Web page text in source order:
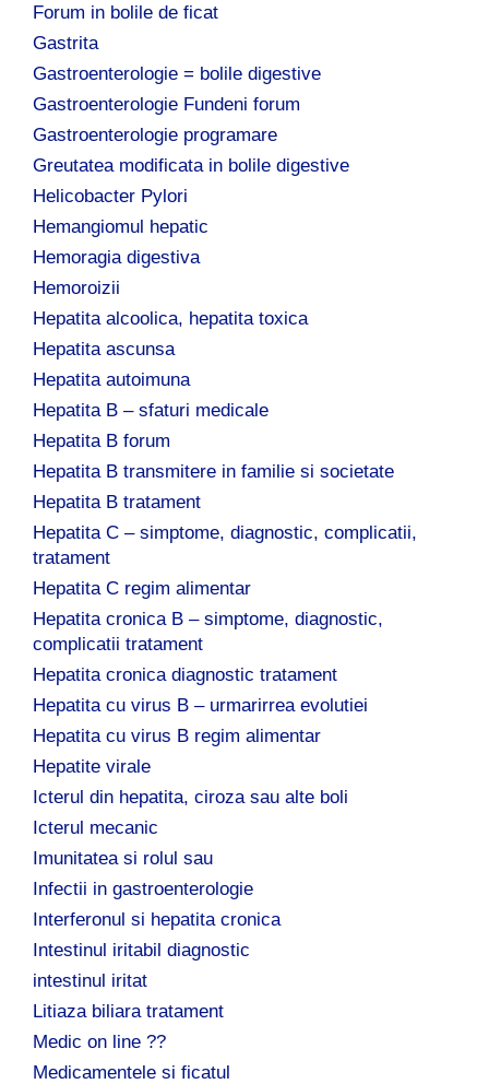
Forum in bolile de ficat
Gastrita
Gastroenterologie = bolile digestive
Gastroenterologie Fundeni forum
Gastroenterologie programare
Greutatea modificata in bolile digestive
Helicobacter Pylori
Hemangiomul hepatic
Hemoragia digestiva
Hemoroizii
Hepatita alcoolica, hepatita toxica
Hepatita ascunsa
Hepatita autoimuna
Hepatita B – sfaturi medicale
Hepatita B forum
Hepatita B transmitere in familie si societate
Hepatita B tratament
Hepatita C – simptome, diagnostic, complicatii,
tratament
Hepatita C regim alimentar
Hepatita cronica B – simptome, diagnostic,
complicatii tratament
Hepatita cronica diagnostic tratament
Hepatita cu virus B – urmarirrea evolutiei
Hepatita cu virus B regim alimentar
Hepatite virale
Icterul din hepatita, ciroza sau alte boli
Icterul mecanic
Imunitatea si rolul sau
Infectii in gastroenterologie
Interferonul si hepatita cronica
Intestinul iritabil diagnostic
intestinul iritat
Litiaza biliara tratament
Medic on line ??
Medicamentele si ficatul